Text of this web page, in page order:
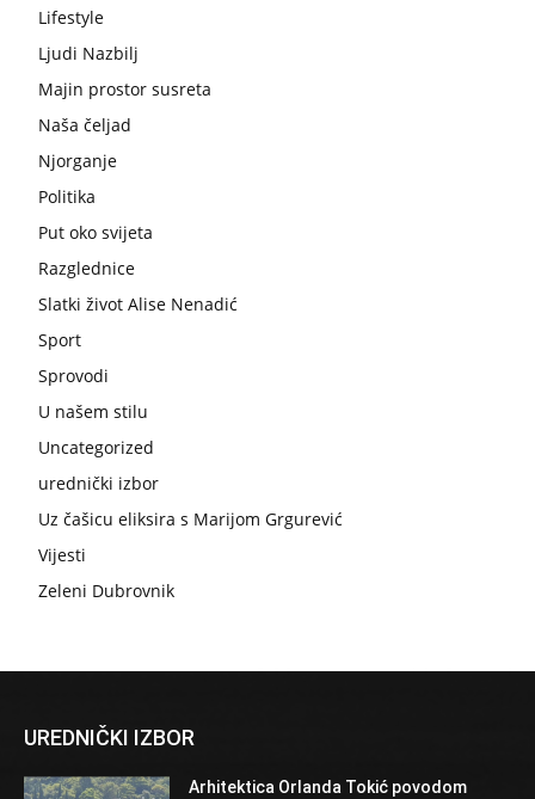
Lifestyle
Ljudi Nazbilj
Majin prostor susreta
Naša čeljad
Njorganje
Politika
Put oko svijeta
Razglednice
Slatki život Alise Nenadić
Sport
Sprovodi
U našem stilu
Uncategorized
urednički izbor
Uz čašicu eliksira s Marijom Grgurević
Vijesti
Zeleni Dubrovnik
UREDNIČKI IZBOR
Arhitektica Orlanda Tokić povodom